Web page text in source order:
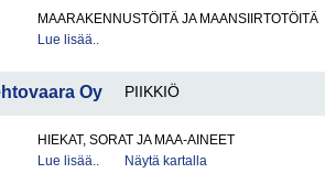
MAARAKENNUSTÖITÄ JA MAANSIIRTOTÖITÄ
Lue lisää..
Oy PIIKKIÖ
HIEKAT, SORAT JA MAA-AINEET
Lue lisää..
Näytä kartalla